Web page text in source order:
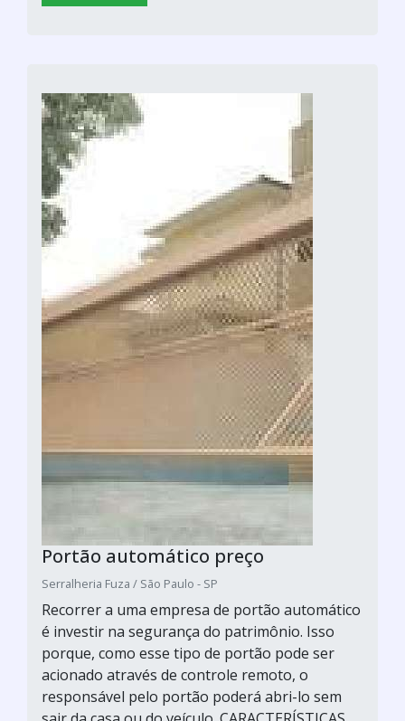
Portão automático preço
Serralheria Fuza / São Paulo - SP
Recorrer a uma empresa de portão automático
é investir na segurança do patrimônio. Isso
porque, como esse tipo de portão pode ser
acionado através de controle remoto, o
responsável pelo portão poderá abri-lo sem